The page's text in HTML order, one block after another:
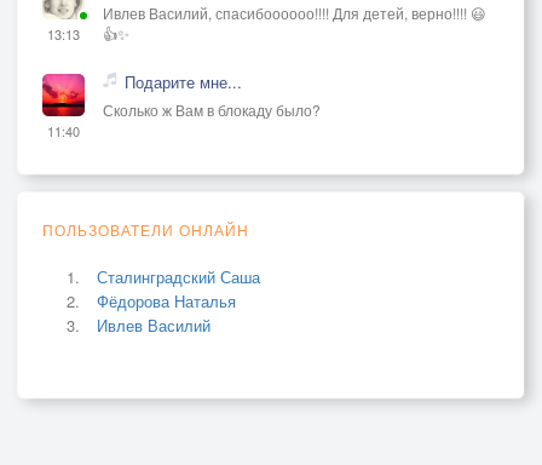
13:13
Ивлев Василий, спасибоооооо!!!! Для детей, верно!!!! 😃
👍✨
11:40
Подарите мне...
Сколько ж Вам в блокаду было?
ПОЛЬЗОВАТЕЛИ ОНЛАЙН
Сталинградский Саша
Фёдорова Наталья
Ивлев Василий